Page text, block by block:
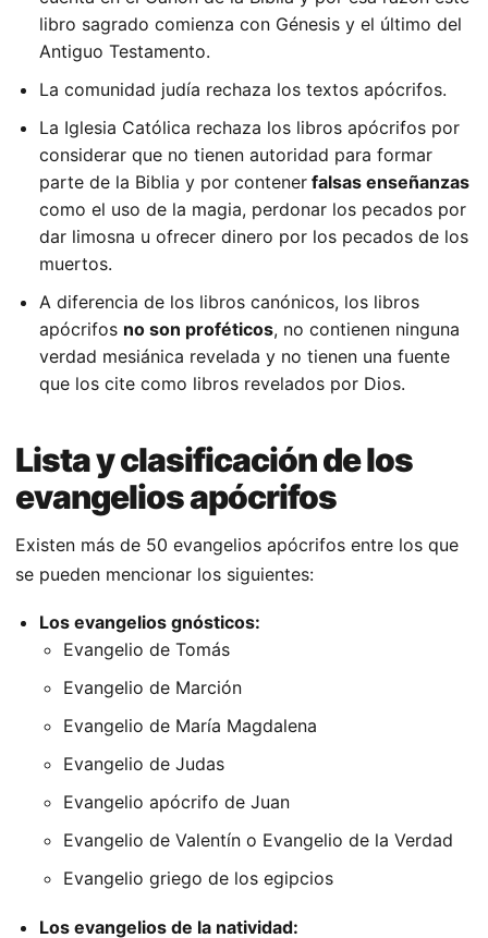
libro sagrado comienza con Génesis y el último del
Antiguo Testamento.
La comunidad judía rechaza los textos apócrifos.
La Iglesia Católica rechaza los libros apócrifos por
considerar que no tienen autoridad para formar
parte de la Biblia y por contener falsas enseñanzas
como el uso de la magia, perdonar los pecados por
dar limosna u ofrecer dinero por los pecados de los
muertos.
A diferencia de los libros canónicos, los libros
apócrifos no son proféticos, no contienen ninguna
verdad mesiánica revelada y no tienen una fuente
que los cite como libros revelados por Dios.
Lista y clasificación de los
evangelios apócrifos
Existen más de 50 evangelios apócrifos entre los que
se pueden mencionar los siguientes:
Los evangelios gnósticos:
Evangelio de Tomás
Evangelio de Marción
Evangelio de María Magdalena
Evangelio de Judas
Evangelio apócrifo de Juan
Evangelio de Valentín o Evangelio de la Verdad
Evangelio griego de los egipcios
Los evangelios de la natividad: